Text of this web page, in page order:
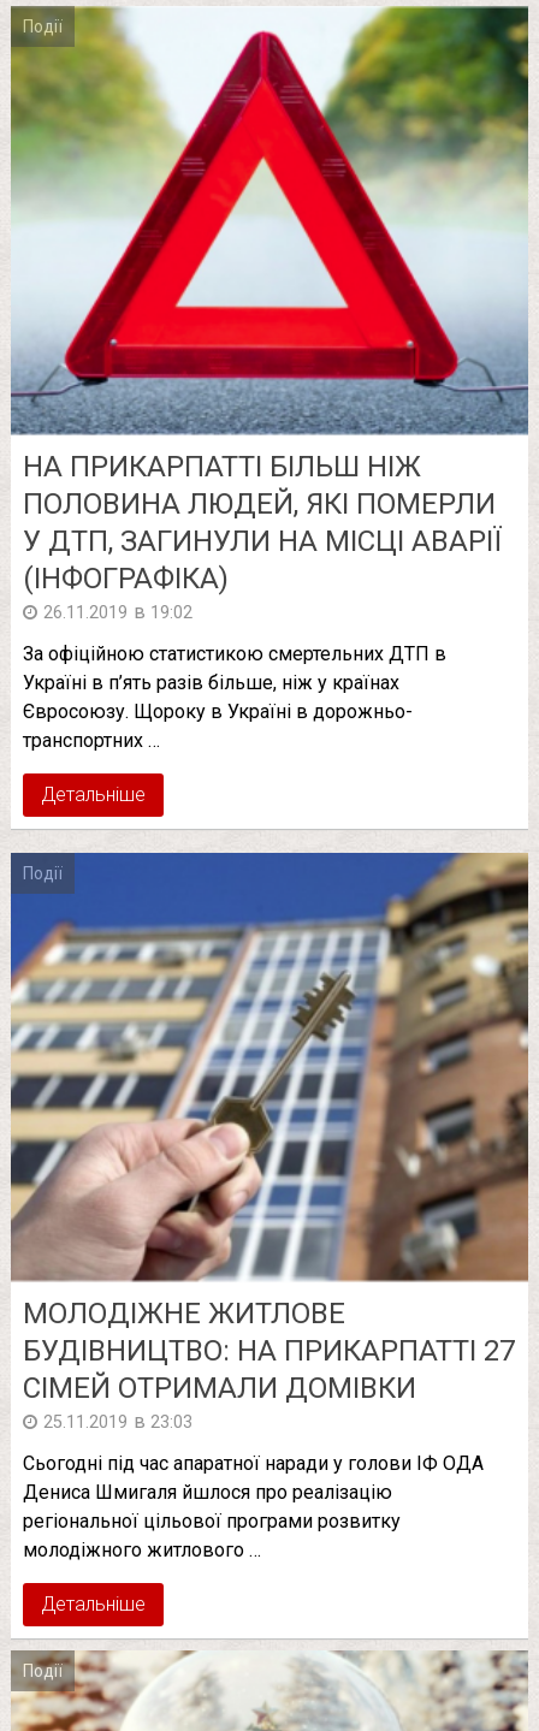
Події
НА ПРИКАРПАТТІ БІЛЬШ НІЖ
ПОЛОВИНА ЛЮДЕЙ, ЯКІ ПОМЕРЛИ
У ДТП, ЗАГИНУЛИ НА МІСЦІ АВАРІЇ
(ІНФОГРАФІКА)
26.11.2019 в 19:02
За офіційною статистикою смертельних ДТП в
Україні в п’ять разів більше, ніж у країнах
Євросоюзу. Щороку в Україні в дорожньо-
транспортних …
Детальніше
Події
МОЛОДІЖНЕ ЖИТЛОВЕ
БУДІВНИЦТВО: НА ПРИКАРПАТТІ 27
СІМЕЙ ОТРИМАЛИ ДОМІВКИ
25.11.2019 в 23:03
Сьогодні під час апаратної наради у голови ІФ ОДА
Дениса Шмигаля йшлося про реалізацію
регіональної цільової програми розвитку
молодіжного житлового …
Детальніше
Події